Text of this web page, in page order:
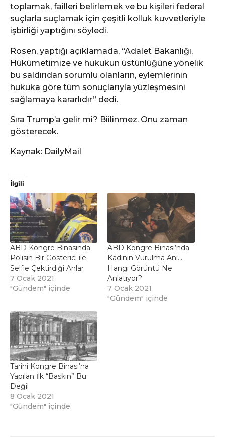
toplamak, failleri belirlemek ve bu kişileri federal
suçlarla suçlamak için çeşitli kolluk kuvvetleriyle
işbirliği yaptığını söyledi.
Rosen, yaptığı açıklamada, “Adalet Bakanlığı,
Hükümetimize ve hukukun üstünlüğüne yönelik
bu saldırıdan sorumlu olanların, eylemlerinin
hukuka göre tüm sonuçlarıyla yüzleşmesini
sağlamaya kararlıdır” dedi.
Sıra Trump’a gelir mi? Biilinmez. Onu zaman
gösterecek.
Kaynak: DailyMail
İlgili
ABD Kongre Binasında
Polisin Bir Gösterici ile
Selfie Çektirdiği Anlar
7 Ocak 2021
"Gündem" içinde
ABD Kongre Binası’nda
Kadının Vurulma Anı…
Hangi Görüntü Ne
Anlatıyor?
7 Ocak 2021
"Gündem" içinde
Tarihi Kongre Binası’na
Yapılan İlk “Baskın” Bu
Değil
8 Ocak 2021
"Gündem" içinde